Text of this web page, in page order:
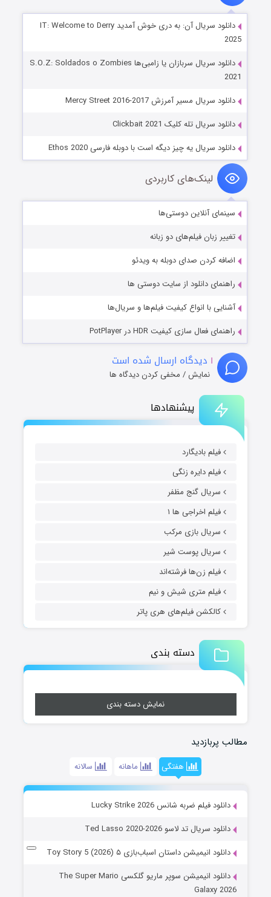
پیشنهادها
فیلم بادیگارد
فیلم دایره زنگی
سریال گنج مظفر
فیلم اخراجی ها ۱
سریال بازی مرکب
سریال پوست شیر
فیلم زن‌ها فرشته‌اند
فیلم متری شیش و نیم
کالکشن فیلم‌های هری پاتر
دسته بندی
نمایش دسته بندی
مطالب پربازدید
هفتگی ماهانه سالانه
دانلود فیلم ضربه شانس Lucky Strike 2026
دانلود سریال تد لاسو Ted Lasso 2020-2026
دانلود انیمیشن داستان اسباب‌بازی ۵ Toy Story 5 (2026)
دانلود انیمیشن سوپر ماریو گلکسی The Super Mario
Galaxy 2026
دانلود سریال آن: به دری خوش آمدید IT: Welcome to Derry
2025
دانلود سریال سربازان یا زامبی‌ها S.O.Z: Soldados o Zombies
2021
دانلود سریال مسیر آمرزش Mercy Street 2016-2017
دانلود سریال تله کلیک Clickbait 2021
دانلود سریال یه چیز دیگه است با دوبله فارسی Ethos 2020
لینک‌های کاربردی
سینمای آنلاین دوستی‌ها
تغییر زبان فیلم‌های دو زبانه
اضافه کردن صدای دوبله به ویدئو
راهنمای دانلود از سایت دوستی ها
آشنایی با انواع کیفیت فیلم‌ها و سریال‌ها
راهنمای فعال سازی کیفیت HDR در PotPlayer
۱ دیدگاه ارسال شده است
نمایش / مخفی کردن دیدگاه ها